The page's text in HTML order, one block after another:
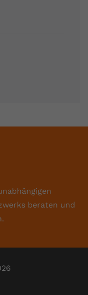
beraten und